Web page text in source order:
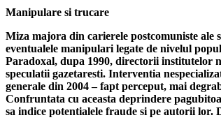
Manipulare si trucare
Miza majora din carierele postcomuniste ale
eventualele manipulari legate de nivelul
Paradoxal, dupa 1990, directorii institutelor
speculatii gazetaresti. Interventia
generale din 2004 – fapt perceput, mai
Confruntata cu aceasta deprindere
sa indice potentialele fraude si pe autorii